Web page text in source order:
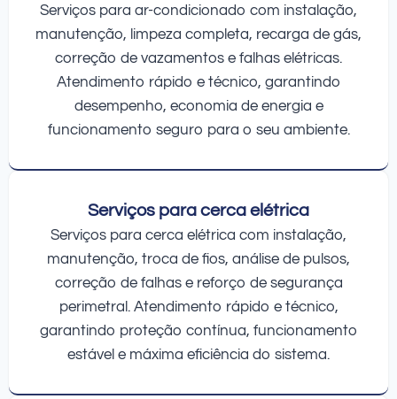
Serviços para ar-condicionado com instalação,
manutenção, limpeza completa, recarga de gás,
correção de vazamentos e falhas elétricas.
Atendimento rápido e técnico, garantindo
desempenho, economia de energia e
funcionamento seguro para o seu ambiente.
Serviços para cerca elétrica
Serviços para cerca elétrica com instalação,
manutenção, troca de fios, análise de pulsos,
correção de falhas e reforço de segurança
perimetral. Atendimento rápido e técnico,
garantindo proteção contínua, funcionamento
estável e máxima eficiência do sistema.